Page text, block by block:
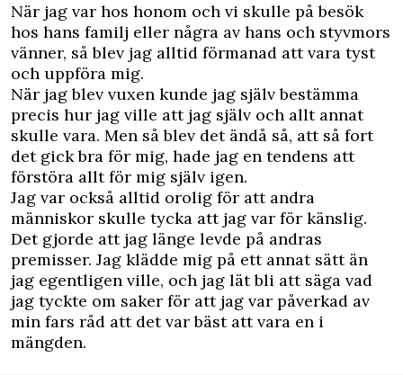
När jag var hos honom och vi skulle på besök
hos hans familj eller några av hans och styvmors
vänner, så blev jag alltid förmanad att vara tyst
och uppföra mig.
När jag blev vuxen kunde jag själv bestämma
precis hur jag ville att jag själv och allt annat
skulle vara. Men så blev det ändå så, att så fort
det gick bra för mig, hade jag en tendens att
förstöra allt för mig själv igen.
Jag var också alltid orolig för att andra
människor skulle tycka att jag var för känslig.
Det gjorde att jag länge levde på andras
premisser. Jag klädde mig på ett annat sätt än
jag egentligen ville, och jag lät bli att säga vad
jag tyckte om saker för att jag var påverkad av
min fars råd att det var bäst att vara en i
mängden.